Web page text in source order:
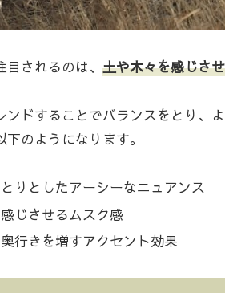
されるのは、 土や木々を感じさ
ドすることでバランスをとり、
のようになります。
りとしたアーシーなニュアンス
じさせるムスク感
行きを増すアクセント効果